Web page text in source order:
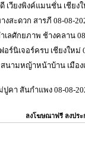
เวียงพิงค์แมนชั่น เชียง
งสะดวก สารภี 08-08-
ลศักยภาพ ช้างคลาน
ร์นิเจอร์ครบ เชียงใหม่
นามหญ้าหน้าบ้าน เมือง
คา สันกำแพง 08-08-
ลงโฆษณาฟรี ลงประ